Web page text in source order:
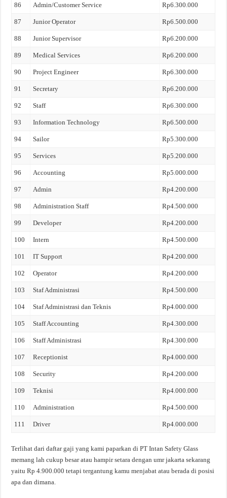
86 Admin/Customer Service Rp6.300.000
87 Junior Operator Rp6.500.000
88 Junior Supervisor Rp6.200.000
89 Medical Services Rp6.200.000
90 Project Engineer Rp6.300.000
91 Secretary Rp6.200.000
92 Staff Rp6.300.000
93 Information Technology Rp6.500.000
94 Sailor Rp5.300.000
95 Services Rp5.200.000
96 Accounting Rp5.000.000
97 Admin Rp4.200.000
98 Administration Staff Rp4.500.000
99 Developer Rp4.200.000
100 Intern Rp4.500.000
101 IT Support Rp4.200.000
102 Operator Rp4.200.000
103 Staf Administrasi Rp4.500.000
104 Staf Administrasi dan Teknis Rp4.000.000
105 Staff Accounting Rp4.300.000
106 Staff Administrasi Rp4.300.000
107 Receptionist Rp4.000.000
108 Security Rp4.200.000
109 Teknisi Rp4.000.000
110 Administration Rp4.500.000
111 Driver Rp4.000.000
Terlihat dari daftar gaji yang kami paparkan di PT Intan Safety Glass
memang lah cukup besar atau hampir setara dengan umr jakarta sekarang
yaitu Rp 4.900.000 tetapi tergantung kamu menjabat atau berada di posisi
apa dan dimana.